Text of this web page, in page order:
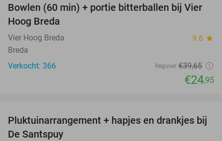
37%
Bowlen (60 min) + portie bitterballen bij Vier
Hoog Breda
Vier Hoog Breda 9.6 star
Breda
Verkocht: 366
Regulier €39,65
€24,95
41%
Pluktuinarrangement + hapjes en drankjes bij
De Santspuy